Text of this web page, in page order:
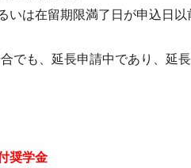
いは在留期限満了日が申込日
でも、延長申請中であり、延
奨学金